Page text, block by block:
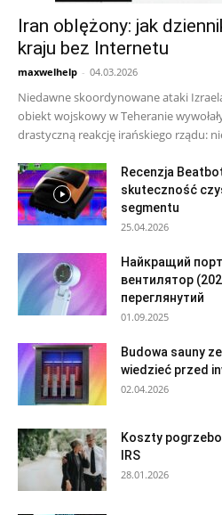
Iran oblężony: jak
kraju bez Internetu
maxwelhelp - 04.03.2026
Niedawne skoordynowane ataki
obiekt wojskowy w Teheranie
drastyczną reakcję irańskiego rządu:
Recenzja
skuteczność
segmentu
25.04.2026
Найкращий
вентилятор
переглянутий
01.09.2025
Budowa sauny
wiedzieć przed
02.04.2026
Koszty
IRS
28.01.2026